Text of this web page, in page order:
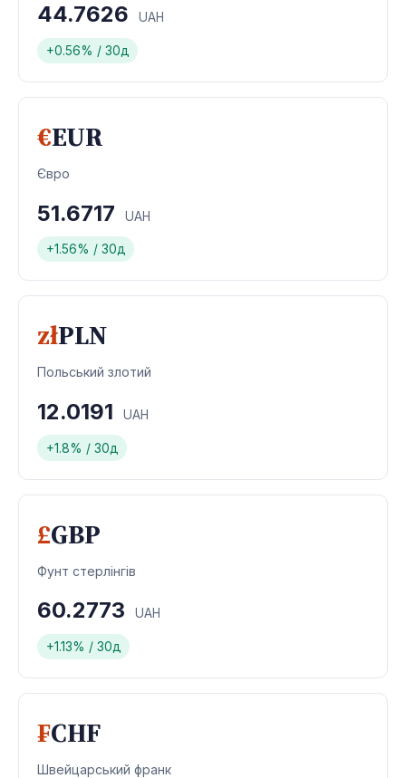
44.7626 UAH
+0.56% / 30д
€EUR
Євро
51.6717 UAH
+1.56% / 30д
złPLN
Польський злотий
12.0191 UAH
+1.8% / 30д
£GBP
Фунт стерлінгів
60.2773 UAH
+1.13% / 30д
₣CHF
Швейцарський франк